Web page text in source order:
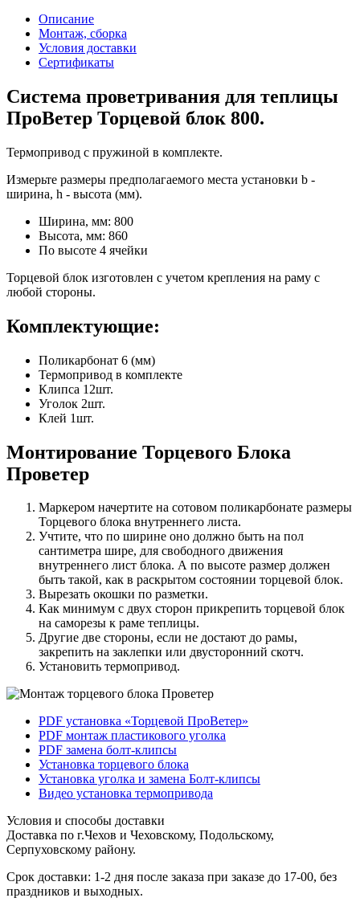
Описание
Монтаж, сборка
Условия доставки
Сертификаты
Система проветривания для теплицы
ПроВетер Торцевой блок 800.
Термопривод с пружиной в комплекте.
Измерьте размеры предполагаемого места установки b -
ширина, h - высота (мм).
Ширина, мм: 800
Высота, мм: 860
По высоте 4 ячейки
Торцевой блок изготовлен с учетом крепления на раму с
любой стороны.
Комплектующие:
Поликарбонат 6 (мм)
Термопривод в комплекте
Клипса 12шт.
Уголок 2шт.
Клей 1шт.
Монтирование Торцевого Блока
Проветер
Маркером начертите на сотовом поликарбонате размеры
Торцевого блока внутреннего листа.
Учтите, что по ширине оно должно быть на пол
сантиметра шире, для свободного движения
внутреннего лист блока. А по высоте размер должен
быть такой, как в раскрытом состоянии торцевой блок.
Вырезать окошки по разметки.
Как минимум с двух сторон прикрепить торцевой блок
на саморезы к раме теплицы.
Другие две стороны, если не достают до рамы,
закрепить на заклепки или двусторонний скотч.
Установить термопривод.
PDF установка «Торцевой ПроВетер»
PDF монтаж пластикового уголка
PDF замена болт-клипсы
Установка торцевого блока
Установка уголка и замена Болт-клипсы
Видео установка термопривода
Условия и способы доставки
Доставка по г.Чехов и Чеховскому, Подольскому,
Серпуховскому району.
Срок доставки: 1-2 дня после заказа при заказе до 17-00, без
праздников и выходных.